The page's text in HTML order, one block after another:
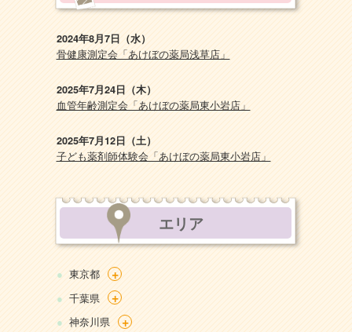
2024年8月7日（水）
骨健康測定会「あけぼの薬局浅草店」
2025年7月24日（木）
血管年齢測定会「あけぼの薬局東小岩店」
2025年7月12日（土）
子ども薬剤師体験会「あけぼの薬局東小岩店」
エリア
東京都 +
千葉県 +
神奈川県 +